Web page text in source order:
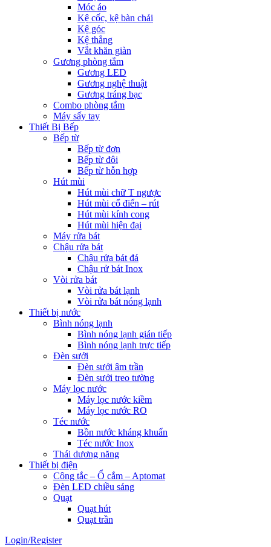
Móc áo
Kệ cốc, kệ bàn chải
Kệ góc
Kệ thẳng
Vắt khăn giàn
Gương phòng tắm
Gương LED
Gương nghệ thuật
Gương tráng bạc
Combo phòng tắm
Máy sấy tay
Thiết Bị Bếp
Bếp từ
Bếp từ đơn
Bếp từ đôi
Bếp từ hỗn hợp
Hút mùi
Hút mùi chữ T ngược
Hút mùi cổ điển – rút
Hút mùi kính cong
Hút mùi hiện đại
Máy rửa bát
Chậu rửa bát
Chậu rửa bát đá
Chậu rử bát Inox
Vòi rửa bát
Vòi rửa bát lạnh
Vòi rửa bát nóng lạnh
Thiết bị nước
Bình nóng lạnh
Bình nóng lạnh gián tiếp
Bình nóng lạnh trực tiếp
Đèn sưởi
Đèn sưởi âm trần
Đèn sưởi treo tường
Máy lọc nước
Máy lọc nước kiềm
Máy lọc nước RO
Téc nước
Bồn nước kháng khuẩn
Téc nước Inox
Thái dương năng
Thiết bị điện
Công tắc – Ổ cắm – Aptomat
Đèn LED chiều sáng
Quạt
Quạt hút
Quạt trần
Login/Register